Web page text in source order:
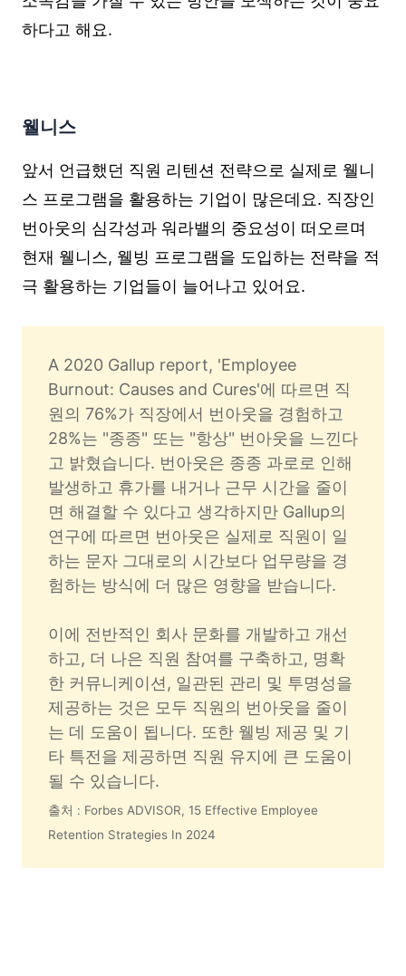
하다고 해요.
웰니스
앞서 언급했던 직원 리텐션 전략으로 실제로 웰니
스 프로그램을 활용하는 기업이 많은데요. 직장인
번아웃의 심각성과 워라밸의 중요성이 떠오르며
현재 웰니스, 웰빙 프로그램을 도입하는 전략을 적
극 활용하는 기업들이 늘어나고 있어요.
A 2020 Gallup report, 'Employee
Burnout: Causes and Cures'에 따르면 직
원의 76%가 직장에서 번아웃을 경험하고
28%는 "종종" 또는 "항상" 번아웃을 느낀다
고 밝혔습니다. 번아웃은 종종 과로로 인해
발생하고 휴가를 내거나 근무 시간을 줄이
면 해결할 수 있다고 생각하지만 Gallup의
연구에 따르면 번아웃은 실제로 직원이 일
하는 문자 그대로의 시간보다 업무량을 경
험하는 방식에 더 많은 영향을 받습니다.
이에 전반적인 회사 문화를 개발하고 개선
하고, 더 나은 직원 참여를 구축하고, 명확
한 커뮤니케이션, 일관된 관리 및 투명성을
제공하는 것은 모두 직원의 번아웃을 줄이
는 데 도움이 됩니다. 또한 웰빙 제공 및 기
타 특전을 제공하면 직원 유지에 큰 도움이
될 수 있습니다.
출처 : Forbes ADVISOR, 15 Effective Employee
Retention Strategies In 2024